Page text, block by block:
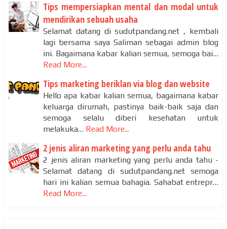
Tips mempersiapkan mental dan modal untuk
mendirikan sebuah usaha
Selamat datang di sudutpandang.net , kembali
lagi bersama saya Saliman sebagai admin blog
ini. Bagaimana kabar kalian semua, semoga bai…
Read More...
Tips marketing beriklan via blog dan website
Hello apa kabar kalian semua, bagaimana kabar
keluarga dirumah, pastinya baik-baik saja dan
semoga selalu diberi kesehatan untuk
melakuka… Read More...
2 jenis aliran marketing yang perlu anda tahu
2 jenis aliran marketing yang perlu anda tahu -
Selamat datang di sudutpandang.net semoga
hari ini kalian semua bahagia. Sahabat entrepr…
Read More...